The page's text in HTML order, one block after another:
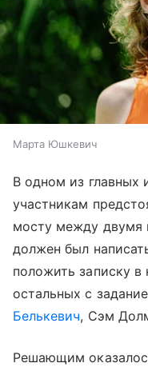
Марта Юшкевич
В одном из главных
участникам
мосту между
должен был
положить записку
остальных с
Белькевич, Сэм
Решающим